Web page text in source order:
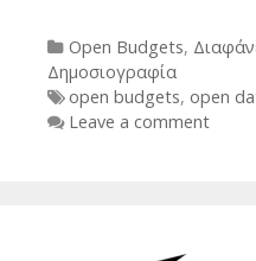
Categories
Open Budgets,
Δημοσιογραφία
Tags
open budgets, open
Leave a comment